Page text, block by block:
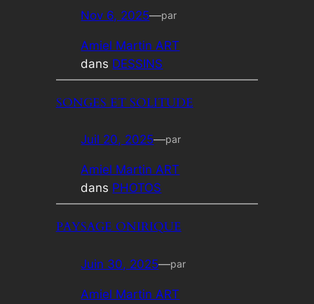
Nov 6, 2025—par
Amiel Martin ART
dans DESSINS
SONGES ET SOLITUDE
Juil 20, 2025—par
Amiel Martin ART
dans PHOTOS
PAYSAGE ONIRIQUE
Juin 30, 2025—par
Amiel Martin ART